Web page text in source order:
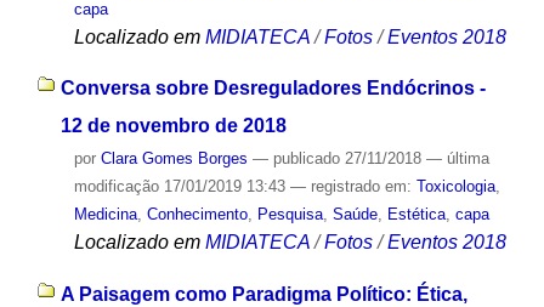
capa
Localizado em MIDIATECA /Fotos /Eventos 2018
Conversa sobre Desreguladores Endócrinos -
12 de novembro de 2018
por Clara Gomes Borges — publicado27/11/2018 — última
modificação17/01/2019 13:43 — registrado em: Toxicologia,
Medicina, Conhecimento, Pesquisa, Saúde, Estética, capa
Localizado em MIDIATECA /Fotos /Eventos 2018
A Paisagem como Paradigma Político: Ética,